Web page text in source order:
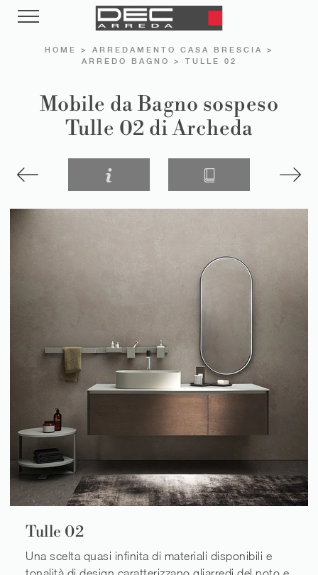
HOME > ARREDAMENTO CASA BRESCIA
>
ARREDO BAGNO
> TULLE 02
Mobile da Bagno sospeso
Tulle 02 di Archeda
Tulle 02
Una scelta quasi infinita di materiali disponibili e